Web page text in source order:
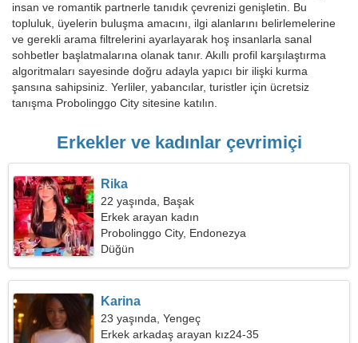
insan ve romantik partnerle tanıdık çevrenizi genişletin. Bu
topluluk, üyelerin buluşma amacını, ilgi alanlarını belirlemelerine
ve gerekli arama filtrelerini ayarlayarak hoş insanlarla sanal
sohbetler başlatmalarına olanak tanır. Akıllı profil karşılaştırma
algoritmaları sayesinde doğru adayla yapıcı bir ilişki kurma
şansına sahipsiniz. Yerliler, yabancılar, turistler için ücretsiz
tanışma Probolinggo City sitesine katılın.
Erkekler ve kadınlar çevrimiçi
Rika
22 yaşında, Başak
Erkek arayan kadın
Probolinggo City, Endonezya
Düğün
Karina
23 yaşında, Yengeç
Erkek arkadaş arayan kız24-35